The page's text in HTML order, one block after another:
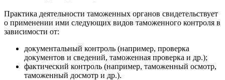
Практика деятельности таможенных органов свидетельствует
о применении ими следующих видов таможенного контроля в
зависимости от:
документальный контроль (например, проверка
документов и сведений, таможенная проверка и др.);
фактический контроль (например, таможенный осмотр,
таможенный досмотр и др.).